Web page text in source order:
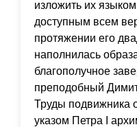
изложить их
доступным всем
протяжении его
наполнилась
благополучное
преподобный
Труды подвижника
указом Петра I